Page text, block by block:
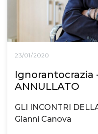
23/01/2020
Ignorantocrazia
ANNULLATO
GLI INCONTRI
Gianni Canova